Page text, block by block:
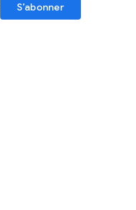
S’abonner